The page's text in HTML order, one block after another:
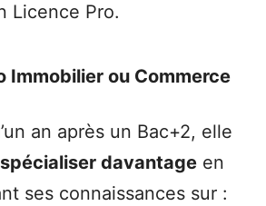
Licence Pro.
Immobilier ou Commerce
an après un Bac+2, elle
spécialiser davantage en
ses connaissances sur :